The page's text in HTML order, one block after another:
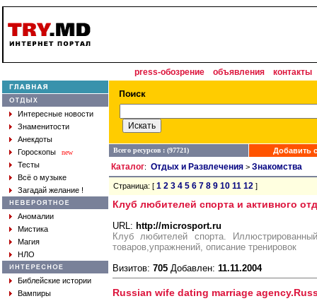
press-обозрение объявления контакты
Интересные новости
Знаменитости
Анекдоты
Гороскопы
new
Тесты
Всё о музыке
Загадай желание !
Аномалии
Мистика
Магия
НЛО
Библейские истории
Вампиры
Всего ресурсов : (97721) Добавить
Каталог: Отдых и Развлечения > Знакомства
Страница: [ 1 2 3 4 5 6 7 8 9 10 11 12 ]
Клуб любителей спорта и активного
URL: http://microsport.ru
Клуб любителей спорта.
товаров,упражнений, описание тренировок
Визитов: 705 Добавлен: 11.11.2004
Russian wife dating marriage